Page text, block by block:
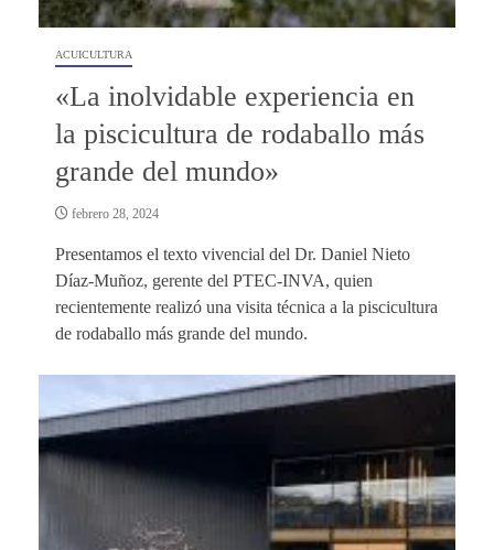
ACUICULTURA
«La inolvidable experiencia en
la piscicultura de rodaballo más
grande del mundo»
febrero 28, 2024
Presentamos el texto vivencial del Dr. Daniel Nieto
Díaz-Muñoz, gerente del PTEC-INVA, quien
recientemente realizó una visita técnica a la piscicultura
de rodaballo más grande del mundo.